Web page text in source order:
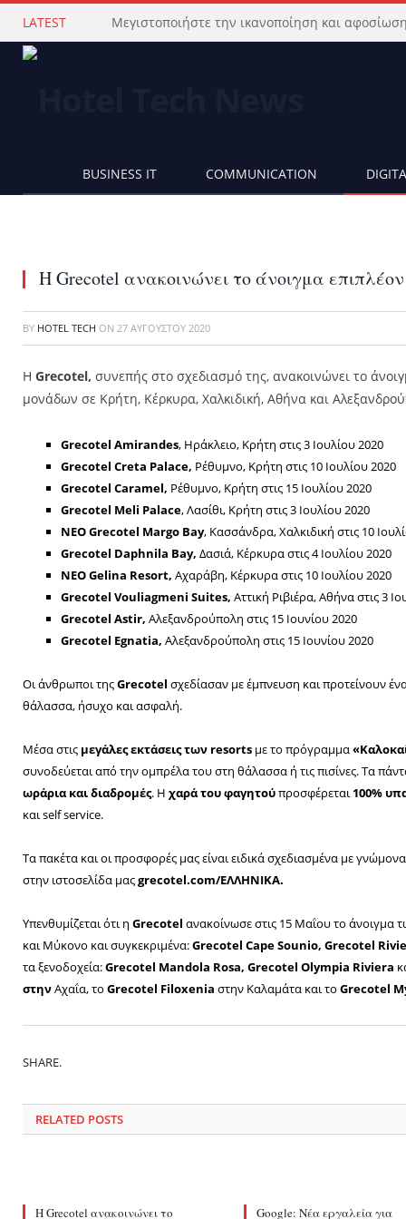
LATEST
BUSINESS IT COMMUNICATION
Η Grecotel ανακοινώνει το άνοιγμα
BY HOTEL TECH ON 27 ΑΥΓΟΎΣΤΟΥ 2020
Η Grecotel, συνεπής στο σχεδιασμό της, ανακοινώνει το
μονάδων σε Κρήτη, Κέρκυρα, Χαλκιδική, Αθήνα και
Grecotel Amirandes, Ηράκλειο, Κρήτη στις 3 Ιουλίου 2020
Grecotel Creta Palace, Ρέθυμνο, Κρήτη στις 10 Ιουλίου 2020
Grecotel Caramel, Ρέθυμνο, Κρήτη στις 15 Ιουλίου 2020
Grecotel Meli Palace, Λασίθι, Κρήτη στις 3 Ιουλίου 2020
ΝΕΟGrecotel Margo Bay, Κασσάνδρα, Χαλκιδική στις 10
Grecotel Daphnila Bay, Δασιά, Κέρκυρα στις 4 Ιουλίου 2020
NEOGelina Resort, Αχαράβη, Κέρκυρα στις 10 Ιουλίου 2020
Grecotel Vouliagmeni Suites, Αττική Ριβιέρα, Αθήνα στις 3
Grecotel Astir, Αλεξανδρούπολη στις 15 Ιουνίου 2020
Grecotel Egnatia, Αλεξανδρούπολη στις 15 Ιουνίου 2020
Οι άνθρωποι τηςGrecotel σχεδίασαν με έμπνευση και προτείνουν
θάλασσα, ήσυχο και ασφαλή.
Μέσα στις μεγάλες εκτάσεις των resorts με το πρόγραμμα
συνοδεύεται από την ομπρέλα του στη θάλασσα ή τις πισίνες. Τα
ωράρια και διαδρομές. Η χαρά του φαγητούπροσφέρεται100%
και self service.
Τα πακέτα και οι προσφορές μας είναι ειδικά σχεδιασμένα με
στην ιστοσελίδα μαςgrecotel.com/ΕΛΛΗΝΙΚΑ.
Υπενθυμίζεται ότι η Grecotel ανακοίνωσε στις 15 Μαΐου το άνοιγμα
και Μύκονο και συγκεκριμένα:Grecotel Cape Sounio, Grecotel
τα ξενοδοχεία:Grecotel Μandola Rosa, Grecotel Olympia Riviera
στηνΑχαΐα, το Grecotel Filoxenia στην Καλαμάτα και το Grecotel
SHARE.
RELATED POSTS
Η Grecotel ανακοινώνει το
Google: Nέα εργαλεία για